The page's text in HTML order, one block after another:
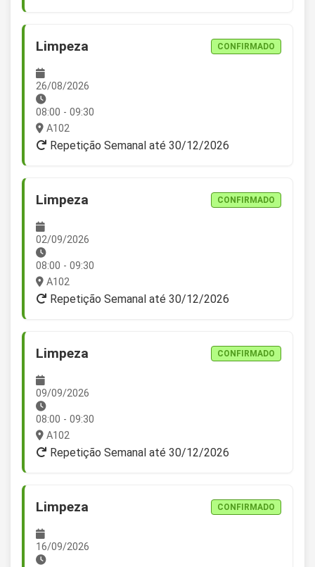
Limpeza CONFIRMADO
26/08/2026
08:00 - 09:30
A102
Repetição Semanal até 30/12/2026
Limpeza CONFIRMADO
02/09/2026
08:00 - 09:30
A102
Repetição Semanal até 30/12/2026
Limpeza CONFIRMADO
09/09/2026
08:00 - 09:30
A102
Repetição Semanal até 30/12/2026
Limpeza CONFIRMADO
16/09/2026